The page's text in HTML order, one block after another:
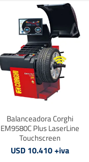
Balanceadora Corghi
EM9580C Plus LaserLine
Touchscreen
USD 10.410 +iva